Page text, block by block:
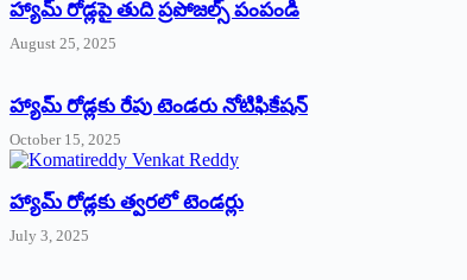
హ్యామ్‌ రోడ్లపై తుది ప్రపోజల్స్‌ పంపండి
August 25, 2025
హ్యామ్‌ రోడ్లకు రేపు టెండరు నోటిఫికేషన్‌
October 15, 2025
హ్యామ్‌ రోడ్లకు త్వరలో టెండర్లు
July 3, 2025